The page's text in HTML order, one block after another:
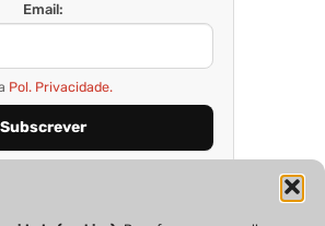
Email:
Pol. Privacidade.